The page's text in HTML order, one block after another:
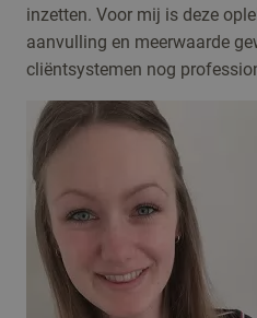
inzetten. Voor mij is deze
aanvulling en meerwaarde
cliëntsystemen nog